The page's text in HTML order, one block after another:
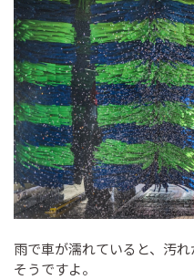
雨で車が濡れていると、汚
そうですよ。